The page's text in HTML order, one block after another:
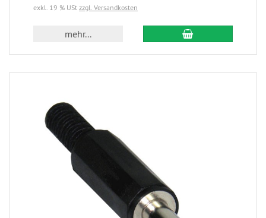
exkl. 19 % USt zzgl. Versandkosten
mehr...